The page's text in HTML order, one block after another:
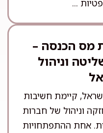
...
מס הכנסה –
וניהול
קיימת חשיבות
וניהול של חברות
אחת ההתפתחויות